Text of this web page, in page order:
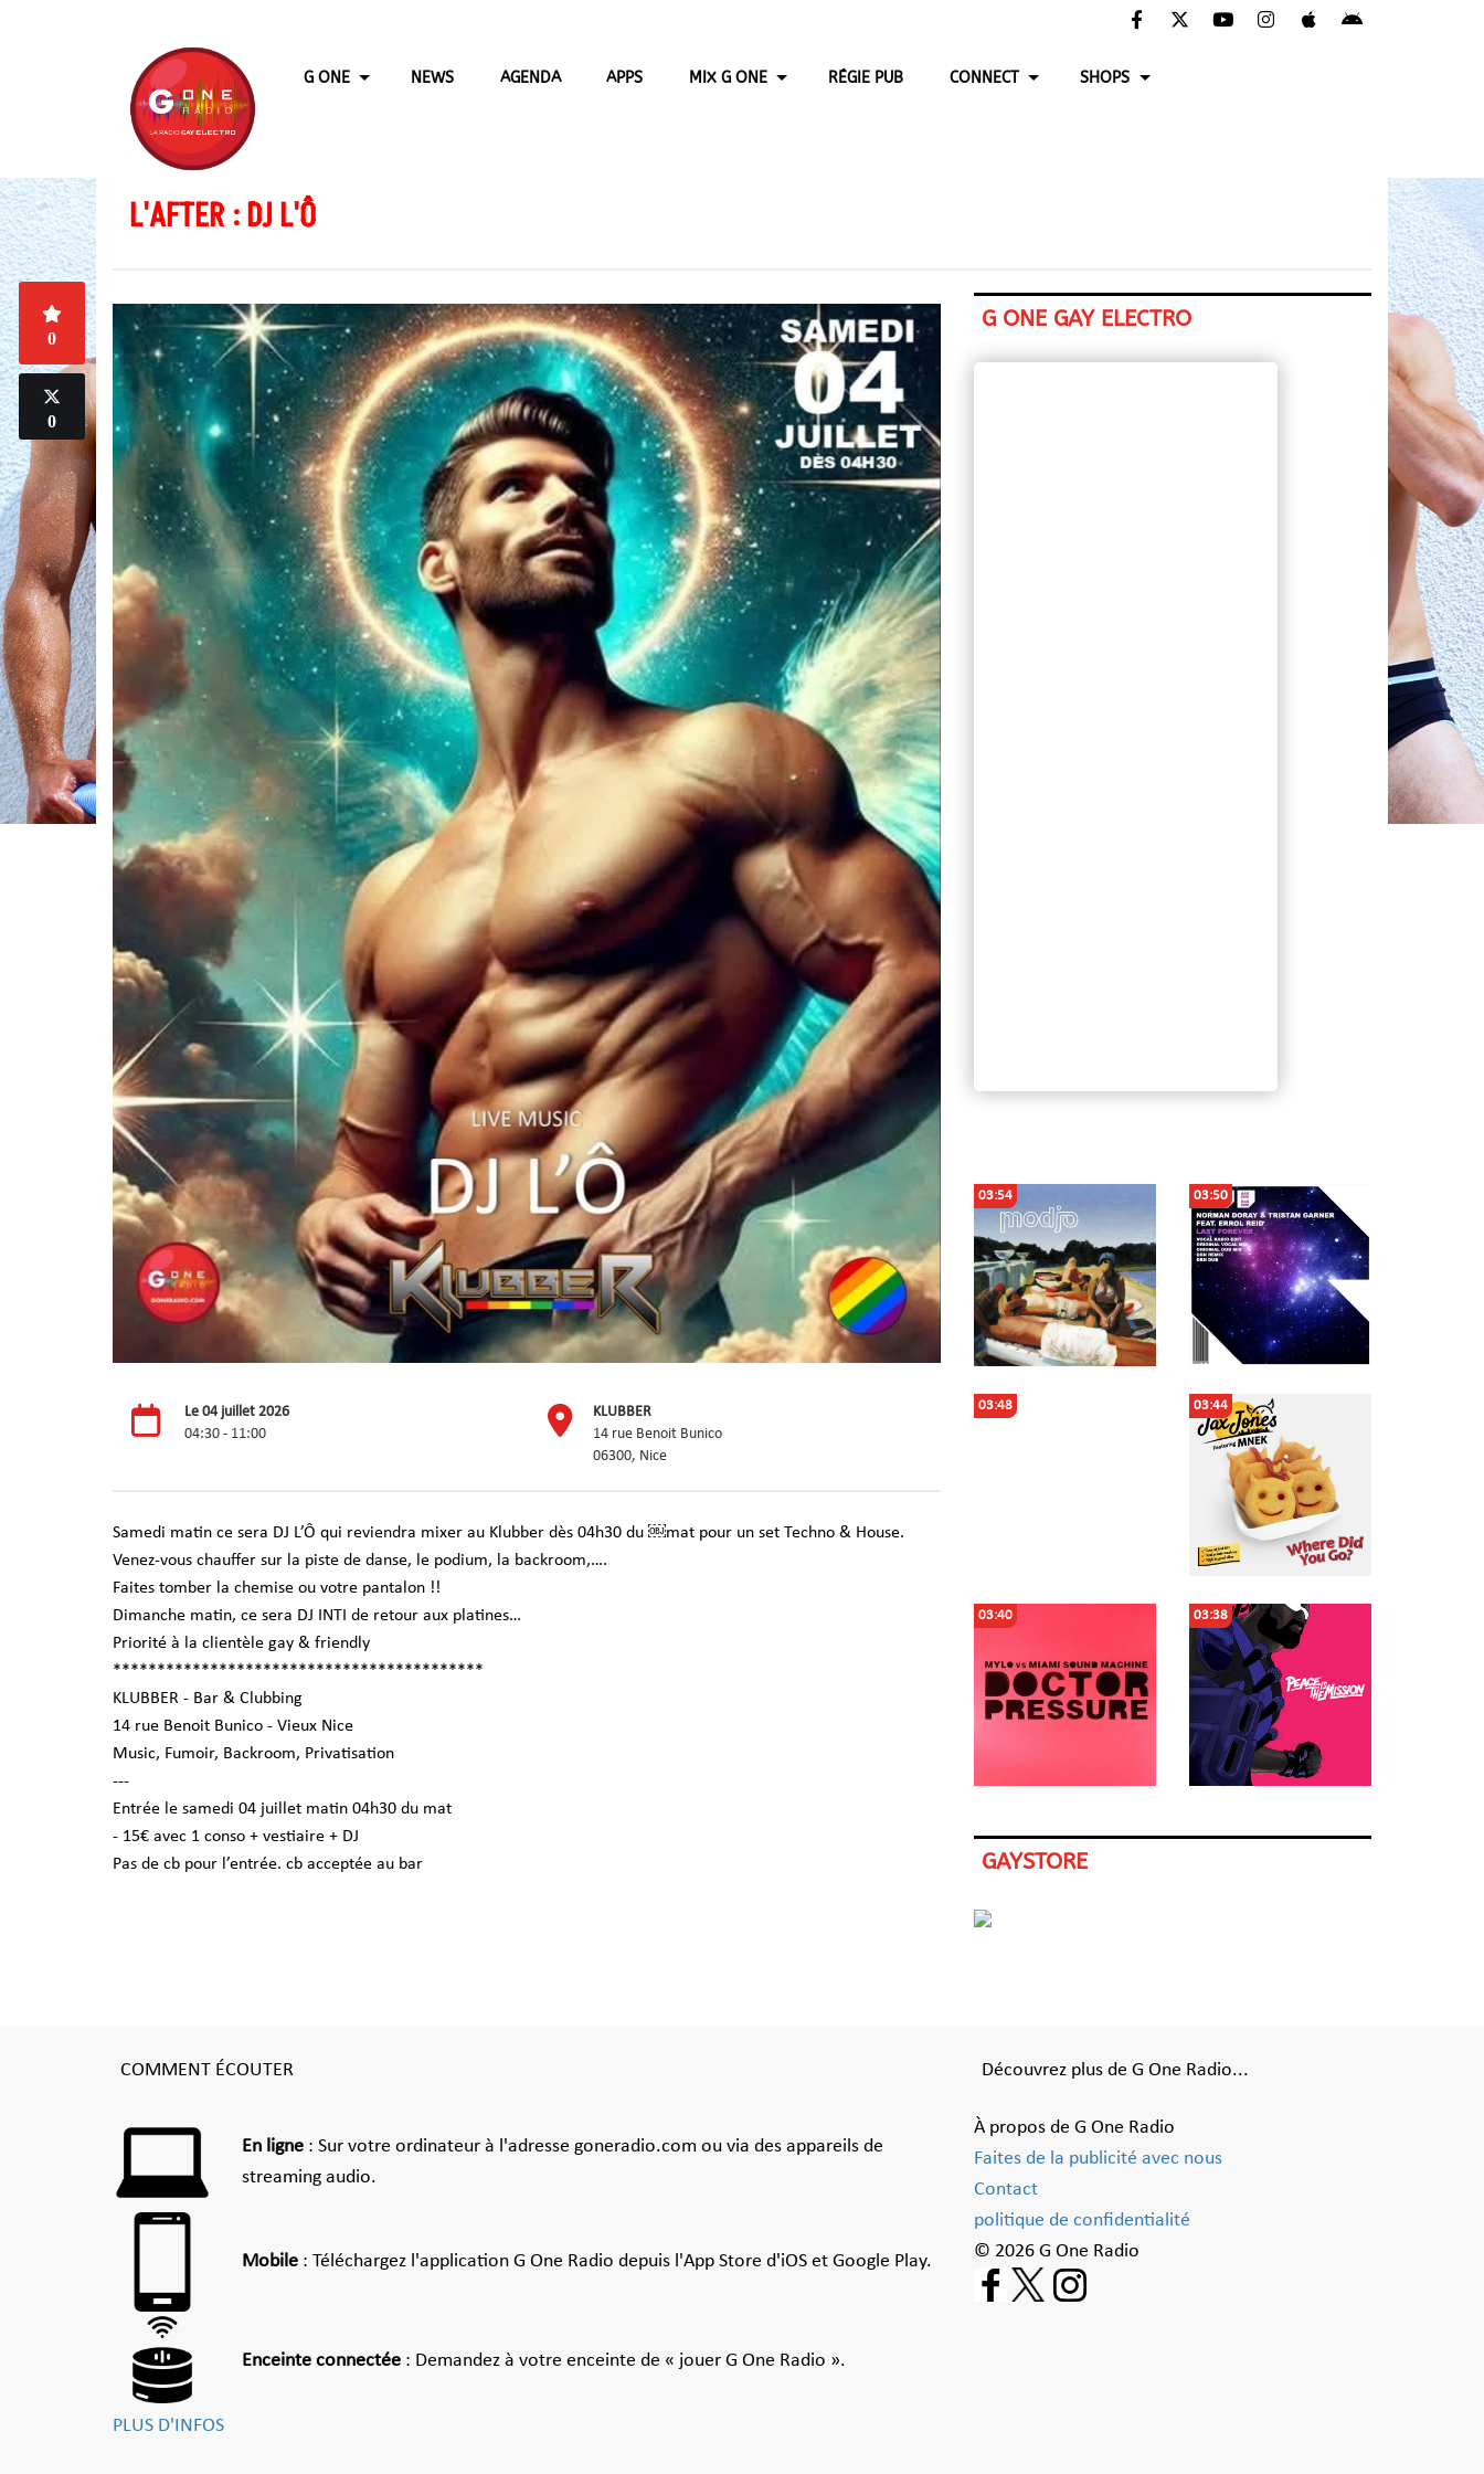
G ONE NEWS AGENDA APPS MIX G ONE RÉGIE PUB CONNECT SHOPS
L'AFTER : DJ L'Ô
0
0
Le 04 juillet 2026
04:30 - 11:00
KLUBBER
14 rue Benoit Bunico
06300, Nice
Samedi matin ce sera DJ L’Ô qui reviendra mixer au Klubber dès 04h30 du ￼mat pour un set Techno & House.
Venez-vous chauffer sur la piste de danse, le podium, la backroom,….
Faites tomber la chemise ou votre pantalon !!
Dimanche matin, ce sera DJ INTI de retour aux platines…
Priorité à la clientèle gay & friendly
******************************************
KLUBBER - Bar & Clubbing
14 rue Benoit Bunico - Vieux Nice
Music, Fumoir, Backroom, Privatisation
---
Entrée le samedi 04 juillet matin 04h30 du mat
- 15€ avec 1 conso + vestiaire + DJ
Pas de cb pour l’entrée. cb acceptée au bar
G ONE GAY ELECTRO
03:54 03:50
03:48 03:44
03:40 03:38
GAYSTORE
COMMENT ÉCOUTER
En ligne : Sur votre ordinateur à l'adresse goneradio.com ou via des appareils de
streaming audio.
Mobile : Téléchargez l'application G One Radio depuis l'App Store d'iOS et Google Play.
Enceinte connectée : Demandez à votre enceinte de « jouer G One Radio ».
PLUS D'INFOS
Découvrez plus de G One Radio...
À propos de G One Radio
Faites de la publicité avec nous
Contact
politique de confidentialité
© 2026 G One Radio